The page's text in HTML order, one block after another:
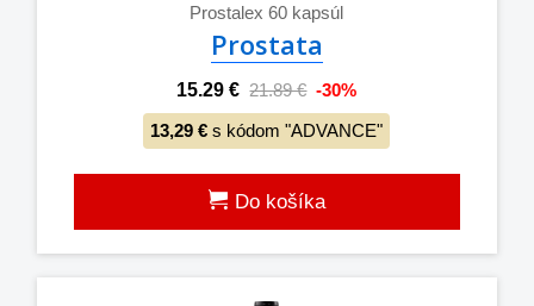
Prostalex 60 kapsúl
Prostata
15.29 € 21.89 € -30%
13,29 € s kódom "ADVANCE"
Do košíka